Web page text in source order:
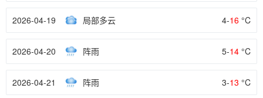
2026-04-19 局部多云 4-16 °C
2026-04-20 阵雨 5-14 °C
2026-04-21 阵雨 3-13 °C